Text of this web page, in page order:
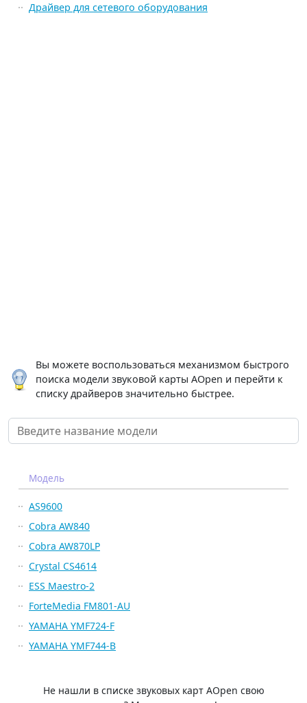
Драйвер для сетевого оборудования
Вы можете воспользоваться механизмом быстрого
поиска модели звуковой карты AOpen и перейти к
списку драйверов значительно быстрее.
Модель
AS9600
Cobra AW840
Cobra AW870LP
Crystal CS4614
ESS Maestro-2
ForteMedia FM801-AU
YAMAHA YMF724-F
YAMAHA YMF744-B
Не нашли в списке звуковых карт AOpen свою